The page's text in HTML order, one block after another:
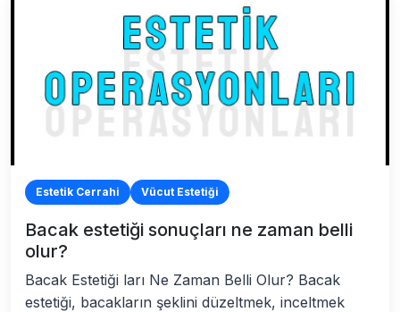
Estetik Cerrahi Vücut Estetiği
Bacak estetiği sonuçları ne zaman belli
olur?
Bacak Estetiği ları Ne Zaman Belli Olur? Bacak
estetiği, bacakların şeklini düzeltmek, inceltmek